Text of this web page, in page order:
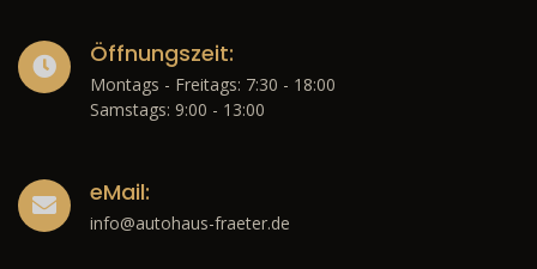
Öffnungszeit:
Montags - Freitags: 7:30 - 18:00
Samstags: 9:00 - 13:00
eMail:
info@autohaus-fraeter.de